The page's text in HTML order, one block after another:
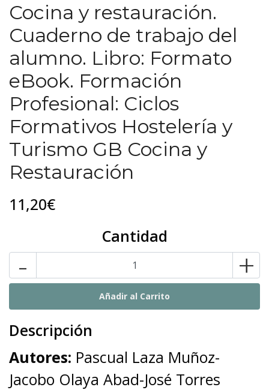
Cocina y restauración.
Cuaderno de trabajo del
alumno. Libro: Formato
eBook. Formación
Profesional: Ciclos
Formativos Hostelería y
Turismo GB Cocina y
Restauración
11,20€
Cantidad
- +
Descripción
Autores: Pascual Laza Muñoz-
Jacobo Olaya Abad-José Torres